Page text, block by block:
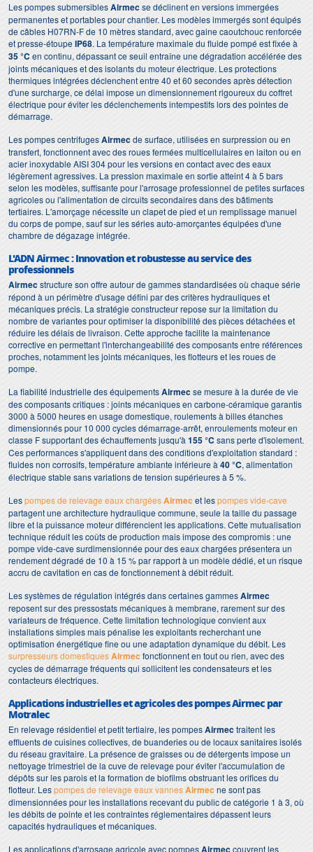
Les pompes submersiblesAirmecse déclinent en versions immergées
permanentes et portables pour chantier. Les modèles immergés sont équipés
de câbles H07RN-F de 10 mètres standard, avec gaine caoutchouc renforcée
et presse-étoupeIP68. La température maximale du fluide pompé est fixée à
35 °C en continu, dépassant ce seuil entraîne une dégradation accélérée des
joints mécaniques et des isolants du moteur électrique. Les protections
thermiques intégrées déclenchent entre 40 et 60 secondes après détection
d'une surcharge, ce délai impose un dimensionnement rigoureux du coffret
électrique pour éviter les déclenchements intempestifs lors des pointes de
démarrage.
Les pompes centrifugesAirmecde surface, utilisées en surpression ou en
transfert, fonctionnent avec des roues fermées multicellulaires en laiton ou en
acier inoxydable AISI 304 pour les versions en contact avec des eaux
légèrement agressives. La pression maximale en sortie atteint 4 à 5 bars
selon les modèles, suffisante pour l'arrosage professionnel de petites surfaces
agricoles ou l'alimentation de circuits secondaires dans des bâtiments
tertiaires. L'amorçage nécessite un clapet de pied et un remplissage manuel
du corps de pompe, sauf sur les séries auto-amorçantes équipées d'une
chambre de dégazage intégrée.
L'ADN Airmec : Innovation et robustesse au service des
professionnels
Airmecstructure son offre autour de gammes standardisées où chaque série
répond à un périmètre d'usage défini par des critères hydrauliques et
mécaniques précis. La stratégie constructeur repose sur la limitation du
nombre de variantes pour optimiser la disponibilité des pièces détachées et
réduire les délais de livraison. Cette approche facilite la maintenance
corrective en permettant l'interchangeabilité des composants entre références
proches, notamment les joints mécaniques, les flotteurs et les roues de
pompe.
La fiabilité industrielle des équipementsAirmecse mesure à la durée de vie
des composants critiques : joints mécaniques en carbone-céramique garantis
3000 à 5000 heures en usage domestique, roulements à billes étanches
dimensionnés pour 10 000 cycles démarrage-arrêt, enroulements moteur en
classe F supportant des échauffements jusqu'à 155 °C sans perte d'isolement.
Ces performances s'appliquent dans des conditions d'exploitation standard :
fluides non corrosifs, température ambiante inférieure à 40 °C, alimentation
électrique stable sans variations de tension supérieures à 5 %.
Lespompes de relevage eaux chargéesAirmecet lespompes vide-cave
partagent une architecture hydraulique commune, seule la taille du passage
libre et la puissance moteur différencient les applications. Cette mutualisation
technique réduit les coûts de production mais impose des compromis : une
pompe vide-cave surdimensionnée pour des eaux chargées présentera un
rendement dégradé de 10 à 15 % par rapport à un modèle dédié, et un risque
accru de cavitation en cas de fonctionnement à débit réduit.
Les systèmes de régulation intégrés dans certaines gammesAirmec
reposent sur des pressostats mécaniques à membrane, rarement sur des
variateurs de fréquence. Cette limitation technologique convient aux
installations simples mais pénalise les exploitants recherchant une
optimisation énergétique fine ou une adaptation dynamique du débit. Les
surpresseurs domestiquesAirmecfonctionnent en tout ou rien, avec des
cycles de démarrage fréquents qui sollicitent les condensateurs et les
contacteurs électriques.
Applications industrielles et agricoles des pompes Airmec par
Motralec
En relevage résidentiel et petit tertiaire, les pompesAirmectraitent les
effluents de cuisines collectives, de buanderies ou de locaux sanitaires isolés
du réseau gravitaire. La présence de graisses ou de détergents impose un
nettoyage trimestriel de la cuve de relevage pour éviter l'accumulation de
dépôts sur les parois et la formation de biofilms obstruant les orifices du
flotteur. Lespompes de relevage eaux vannesAirmec ne sont pas
dimensionnées pour les installations recevant du public de catégorie 1 à 3, où
les débits de pointe et les contraintes réglementaires dépassent leurs
capacités hydrauliques et mécaniques.
Les applications d'arrosage agricole avec pompesAirmeccouvrent les